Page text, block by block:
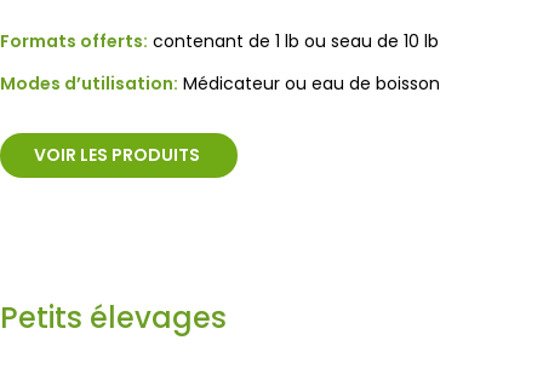
Formats offerts: contenant de 1 lb ou seau de 10 lb
Modes d’utilisation: Médicateur ou eau de boisson
VOIR LES PRODUITS
Petits élevages